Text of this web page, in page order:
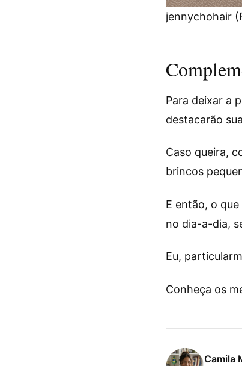
jennychohair
Para deixar a
destacarão
Caso queira,
brincos
E então, o
no dia-a-dia,
Eu,
Conheça os
Camila